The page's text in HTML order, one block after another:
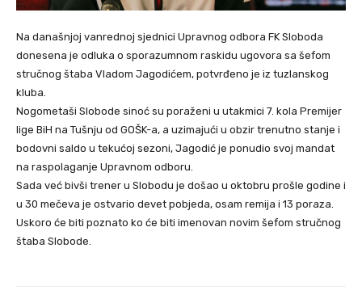
Na današnjoj vanrednoj sjednici Upravnog odbora FK Sloboda
donesena je odluka o sporazumnom raskidu ugovora sa šefom
stručnog štaba Vladom Jagodićem, potvrđeno je iz tuzlanskog
kluba.
Nogometaši Slobode sinoć su poraženi u utakmici 7. kola Premijer
lige BiH na Tušnju od GOŠK-a, a uzimajući u obzir trenutno stanje i
bodovni saldo u tekućoj sezoni, Jagodić je ponudio svoj mandat
na raspolaganje Upravnom odboru.
Sada već bivši trener u Slobodu je došao u oktobru prošle godine i
u 30 mečeva je ostvario devet pobjeda, osam remija i 13 poraza.
Uskoro će biti poznato ko će biti imenovan novim šefom stručnog
štaba Slobode.